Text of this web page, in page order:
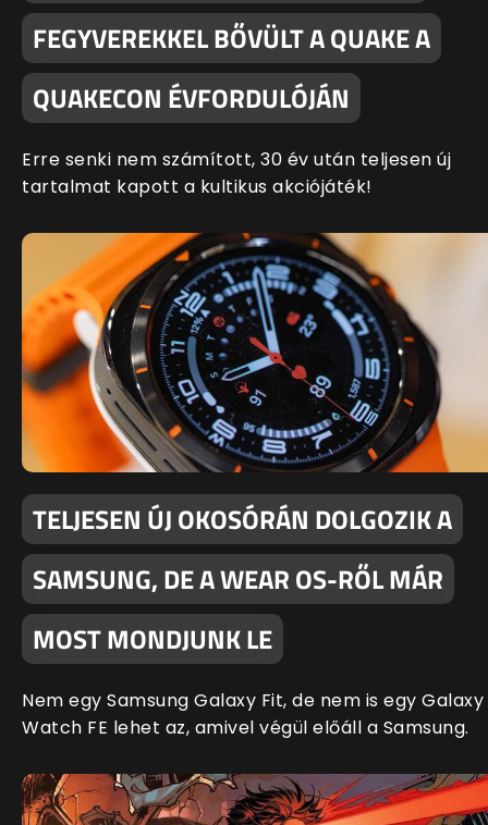
FEGYVEREKKEL BŐVÜLT A QUAKE A
QUAKECON ÉVFORDULÓJÁN
Erre senki nem számított, 30 év után teljesen új
tartalmat kapott a kultikus akciójáték!
TELJESEN ÚJ OKOSÓRÁN DOLGOZIK A
SAMSUNG, DE A WEAR OS-RŐL MÁR
MOST MONDJUNK LE
Nem egy Samsung Galaxy Fit, de nem is egy Galaxy
Watch FE lehet az, amivel végül előáll a Samsung.